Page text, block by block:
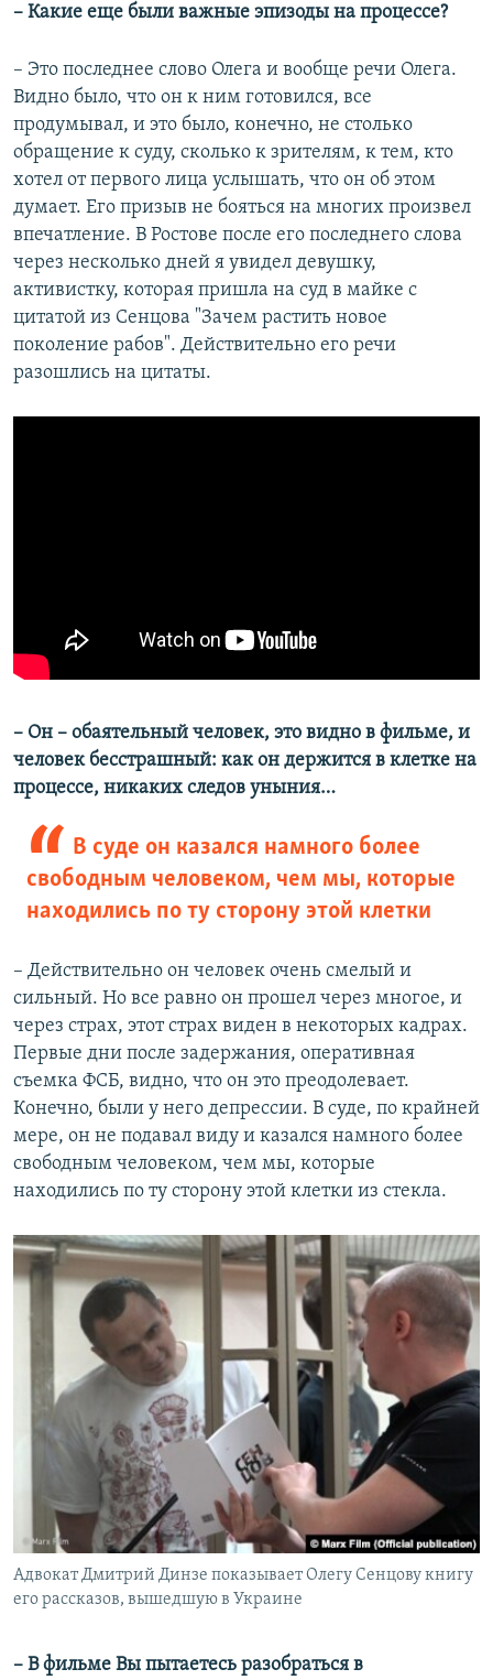
– Какие еще были важные эпизоды на процессе?
– Это последнее слово Олега и вообще речи Олега.
Видно было, что он к ним готовился, все
продумывал, и это было, конечно, не столько
обращение к суду, сколько к зрителям, к тем, кто
хотел от первого лица услышать, что он об этом
думает. Его призыв не бояться на многих произвел
впечатление. В Ростове после его последнего слова
через несколько дней я увидел девушку,
активистку, которая пришла на суд в майке с
цитатой из Сенцова "Зачем растить новое
поколение рабов". Действительно его речи
разошлись на цитаты.
– Он – обаятельный человек, это видно в фильме, и
человек бесстрашный: как он держится в клетке на
процессе, никаких следов уныния…
В суде он казался намного более
свободным человеком, чем мы, которые
находились по ту сторону этой клетки
– Действительно он человек очень смелый и
сильный. Но все равно он прошел через многое, и
через страх, этот страх виден в некоторых кадрах.
Первые дни после задержания, оперативная
съемка ФСБ, видно, что он это преодолевает.
Конечно, были у него депрессии. В суде, по крайней
мере, он не подавал виду и казался намного более
свободным человеком, чем мы, которые
находились по ту сторону этой клетки из стекла.
Адвокат Дмитрий Динзе показывает Олегу Сенцову книгу
его рассказов, вышедшую в Украине
– В фильме Вы пытаетесь разобраться в